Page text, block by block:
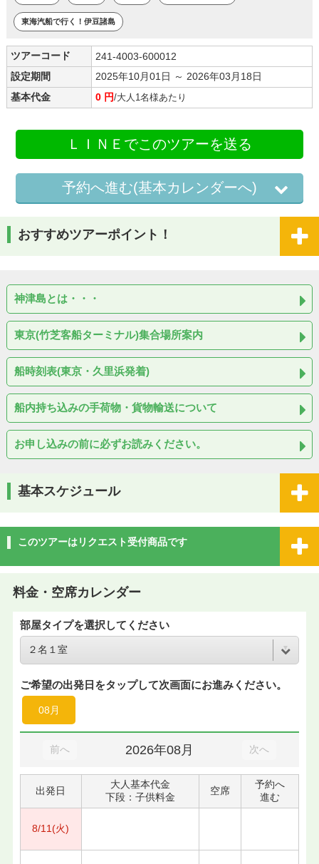
東海汽船で行く！伊豆諸島
ツアーコード
241-4003-600012
設定期間
2025年10月01日 ～ 2026年03月18日
基本代金
0 円/大人1名様あたり
ＬＩＮＥでこのツアーを送る
予約へ進む(基本カレンダーへ)
おすすめツアーポイント！
神津島とは・・・
東京(竹芝客船ターミナル)集合場所案内
船時刻表(東京・久里浜発着)
船内持ち込みの手荷物・貨物輸送について
お申し込みの前に必ずお読みください。
基本スケジュール
このツアーはリクエスト受付商品です
料金・空席カレンダー
部屋タイプを選択してください
ご希望の出発日をタップして次画面にお進みください。
08月
前へ 2026年08月 次へ
出発日
大人基本代金
下段：子供料金
空席
予約へ
進む
8/11(火)